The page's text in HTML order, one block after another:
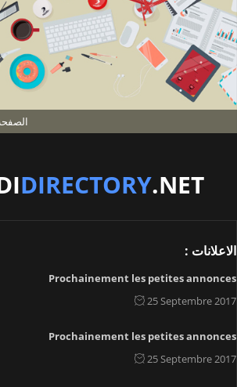
DIRECTORY.NET
الاعلانات :
Prochainement les petites annonces
25 Septembre 2017
Prochainement les petites annonces
25 Septembre 2017